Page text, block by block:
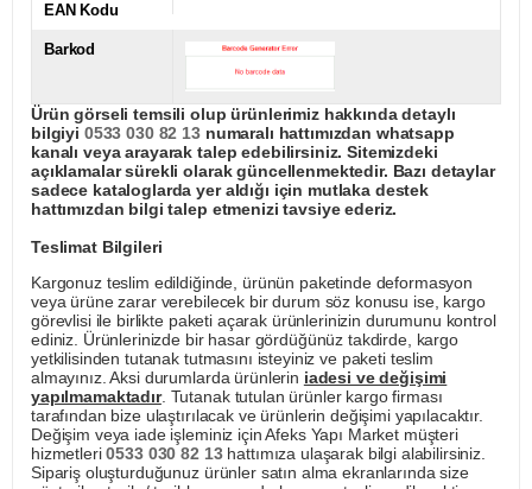
EAN Kodu
Barkod
Ürün görseli temsili olup ürünlerimiz hakkında detaylı
bilgiyi 0533 030 82 13numaralı hattımızdan whatsapp
kanalı veya arayarak talep edebilirsiniz. Sitemizdeki
açıklamalar sürekli olarak güncellenmektedir. Bazı detaylar
sadece kataloglarda yer aldığı için mutlaka destek
hattımızdan bilgi talep etmenizi tavsiye ederiz.
Teslimat Bilgileri
Kargonuz teslim edildiğinde, ürünün paketinde deformasyon
veya ürüne zarar verebilecek bir durum söz konusu ise, kargo
görevlisi ile birlikte paketi açarak ürünlerinizin durumunu kontrol
ediniz. Ürünlerinizde bir hasar gördüğünüz takdirde, kargo
yetkilisinden tutanak tutmasını isteyiniz ve paketi teslim
almayınız. Aksi durumlarda ürünlerin iadesi ve değişimi
yapılmamaktadır. Tutanak tutulan ürünler kargo firması
tarafından bize ulaştırılacak ve ürünlerin değişimi yapılacaktır.
Değişim veya iade işleminiz için Afeks Yapı Market müşteri
hizmetleri0533 030 82 13hattımıza ulaşarak bilgi alabilirsiniz.
Sipariş oluşturduğunuz ürünler satın alma ekranlarında size